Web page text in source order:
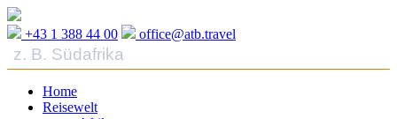
+43 1 388 44 00 office@atb.travel
Home
Reisewelt